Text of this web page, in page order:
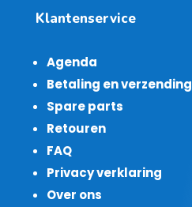
Klantenservice
Agenda
Betaling en verzending
Spare parts
Retouren
FAQ
Privacy verklaring
Over ons